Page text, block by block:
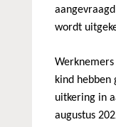
wordt
kind hebben
uitkering in
augustus